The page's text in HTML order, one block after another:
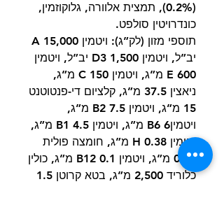
(0.2%), תמצית אלוורה, גלוקוזמין,
כונדרויטין סולפט.
תוספי מזון (לק”ג): ויטמין A 15,000
יב”ל, ויטמין D3 1,500 יב”ל, ויטמין
600 E מ”ג, ויטמין C 150 מ”ג,
ניאצין 37.5 מ”ג, קלציום די-פנטוטנט
15 מ”ג, ויטמין B2 7.5 מ”ג,
ויטמיןB6 6 מ”ג, ויטמין B1 4.5 מ”ג,
ויטמין H 0.38 מ”ג, חומצה פולית
0.45 מ”ג, ויטמין B12 0.1 מ”ג, כולין
כלוריד 2,500 מ”ג, בטא קרוטן 1.5